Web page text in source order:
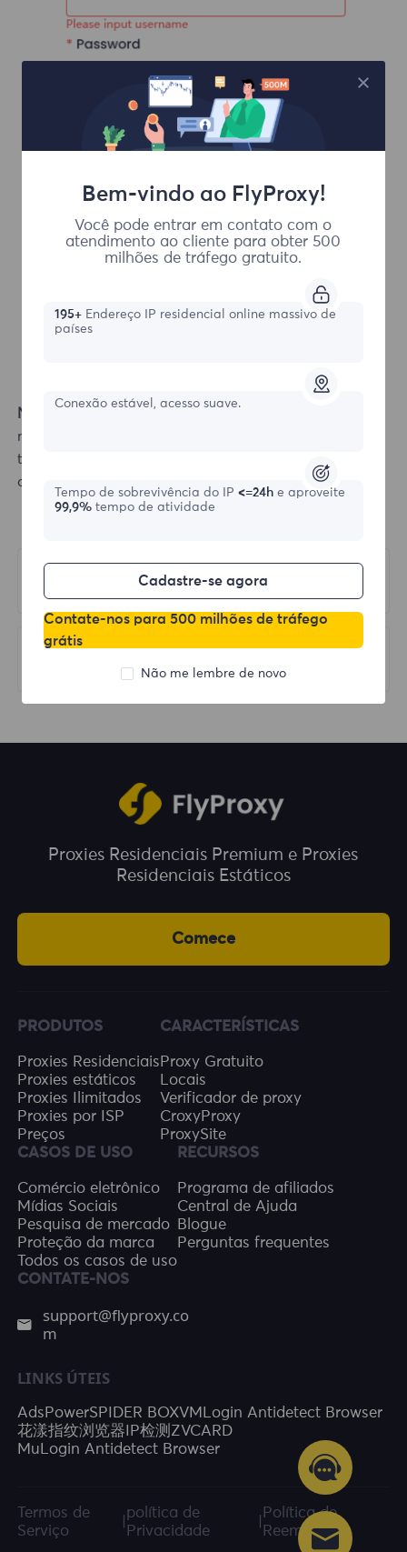
Note:
In the traffic limit setting options, entering 0
means no traffic limit. Entering a number like 2G limits
the traffic to 2GB. If exceeded, the account will
automatically stop.
Registration Guide
Próximo
Whitelist Authentication
Proxies Residenciais Premium e Proxies
Residenciais Estáticos
Comece
PRODUTOS
Proxies Residenciais
Proxies estáticos
Proxies Ilimitados
Proxies por ISP
Preços
CARACTERÍSTICAS
Proxy Gratuito
Locais
Verificador de proxy
CroxyProxy
ProxySite
CASOS DE USO
Comércio eletrônico
Mídias Sociais
Pesquisa de mercado
Proteção da marca
Todos os casos de uso
RECURSOS
Programa de afiliados
Central de Ajuda
Blogue
Perguntas frequentes
CONTATE-NOS
support@flyproxy.co
m
LINKS ÚTEIS
AdsPowerSPIDER BOXVMLogin Antidetect Browser
花漾指纹浏览器 IP检测 ZVCARD
MuLogin Antidetect Browser
Termos de
Serviço
política de
Privacidade
Política de
Reembolso
Bem-vindo ao FlyProxy!
Você pode entrar em contato com o
atendimento ao cliente para obter 500
milhões de tráfego gratuito.
195+Endereço IP residencial online massivo de
países
Conexão estável, acesso suave.
Tempo de sobrevivência do IP <=24h e aproveite
99,9%tempo de atividade
Cadastre-se agora
Contate-nos para 500 milhões de tráfego
grátis
Não me lembre de novo